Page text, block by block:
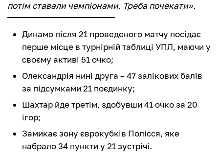
потім ставали чемпіонами. Треба почекати».
Динамо після 21 проведеного матчу посідає
перше місце в турнірній таблиці УПЛ, маючи у
своєму активі 51 очко;
Олександрія нині друга – 47 залікових балів
за підсумками 21 поєдинку;
Шахтар йде третім, здобувши 41 очко за 20
ігор;
Замикає зону єврокубків Полісся, яке
набрало 34 пункти у 21 зустрічі.